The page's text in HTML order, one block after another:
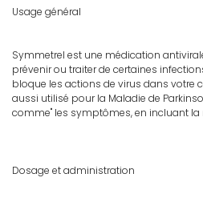
Usage général
Symmetrel est une médication
prévenir ou traiter de certaines
bloque les actions de virus dans votre
aussi utilisé pour la Maladie de
comme" les symptômes, en incluant la
Dosage et administration